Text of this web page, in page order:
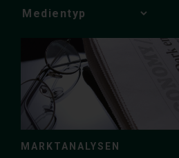
Media
MARKTANALYSEN